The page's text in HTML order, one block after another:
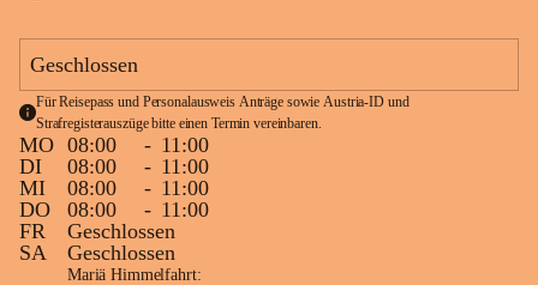
Geschlossen
Für Reisepass und Personalausweis Anträge sowie Austria-ID und
Strafregisterauszüge bitte einen Termin vereinbaren.
MO 08:00 - 11:00
DI
08:00 - 11:00
MI
08:00 - 11:00
DO
08:00 - 11:00
FR
Geschlossen
SA
Geschlossen
Mariä Himmelfahrt: